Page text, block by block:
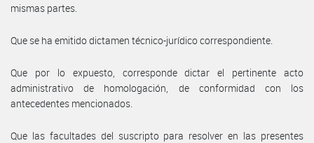
mismas partes.
Que se ha emitido dictamen técnico-jurídico correspondiente.
Que por lo expuesto, corresponde dictar el pertinente acto
administrativo de homologación, de conformidad con los
antecedentes mencionados.
Que las facultades del suscripto para resolver en las presentes